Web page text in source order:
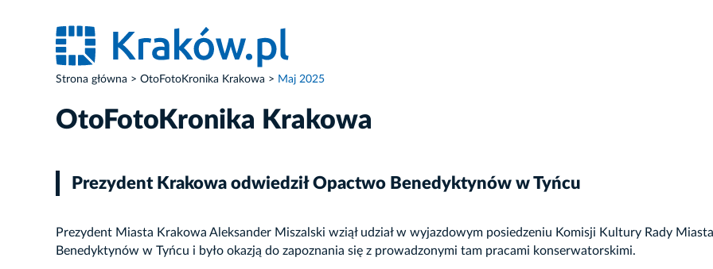
Strona główna OtoFotoKronika Krakowa Maj 2025
OtoFotoKronika Krakowa
Prezydent Krakowa odwiedził Opactwo Benedyktynów w Tyńcu
Prezydent Miasta Krakowa Aleksander Miszalski wziął udział w wyjazdowym posiedzeniu Komisji Kultury Rady
Benedyktynów w Tyńcu i było okazją do zapoznania się z prowadzonymi tam pracami konserwatorskimi.